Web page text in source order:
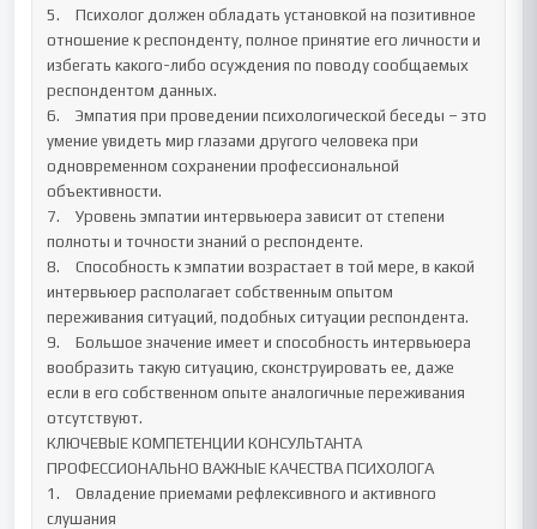
5.	Психолог должен обладать установкой на позитивное
отношение к респонденту, полное принятие его личности и
избегать какого-либо осуждения по поводу сообщаемых
респондентом данных.
6.	Эмпатия при проведении психологической беседы – это
умение увидеть мир глазами другого человека при
одновременном сохранении профессиональной
объективности.
7.	Уровень эмпатии интервьюера зависит от степени
полноты и точности знаний о респонденте.
8.	Способность к эмпатии возрастает в той мере, в какой
интервьюер располагает собственным опытом
переживания ситуаций, подобных ситуации респондента.
9.	Большое значение имеет и способность интервьюера
вообразить такую ситуацию, сконструировать ее, даже
если в его собственном опыте аналогичные переживания
отсутствуют.
КЛЮЧЕВЫЕ КОМПЕТЕНЦИИ КОНСУЛЬТАНТА
ПРОФЕССИОНАЛЬНО ВАЖНЫЕ КАЧЕСТВА ПСИХОЛОГА
1.	Овладение приемами рефлексивного и активного
слушания